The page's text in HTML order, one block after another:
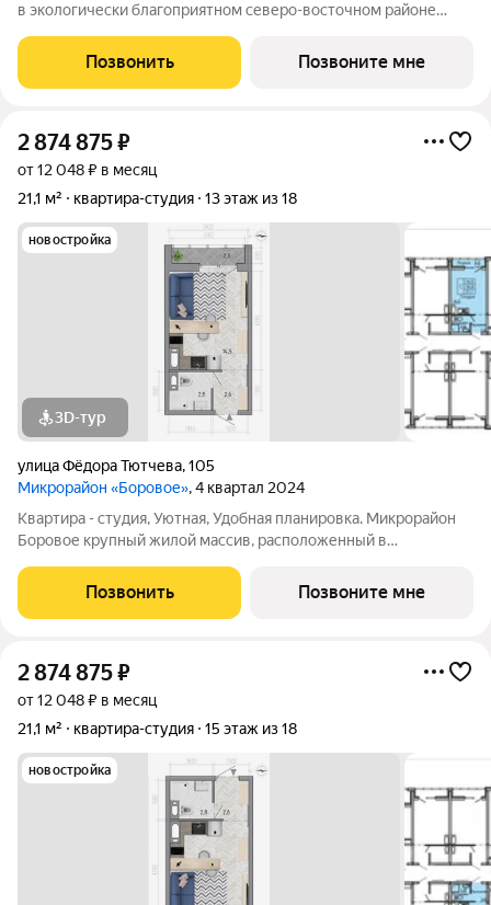
в экологически благоприятном северо-восточном районе
инфраструктурой и сервисами и расположен в особенном,
живописном месте у реки по
Позвонить Позвоните мне
2 874 875₽
от 12 048 ₽ в месяц
21,1 м²
квартира-студия 13 этаж из 18
новостройка
3D-тур
улица Фёдора Тютчева,105
Микрорайон «Боровое», 4 квартал 2024
Квартира - студия, Уютная, Удобная планировка. Микрорайон
Боровое крупный жилой массив, расположенный в
города Воронежа. Жилой комплекс располагает собственной
инфраструктурой и сервисами и
Позвонить Позвоните мне
2 874 875₽
от 12 048 ₽ в месяц
21,1 м²
квартира-студия 15 этаж из 18
новостройка